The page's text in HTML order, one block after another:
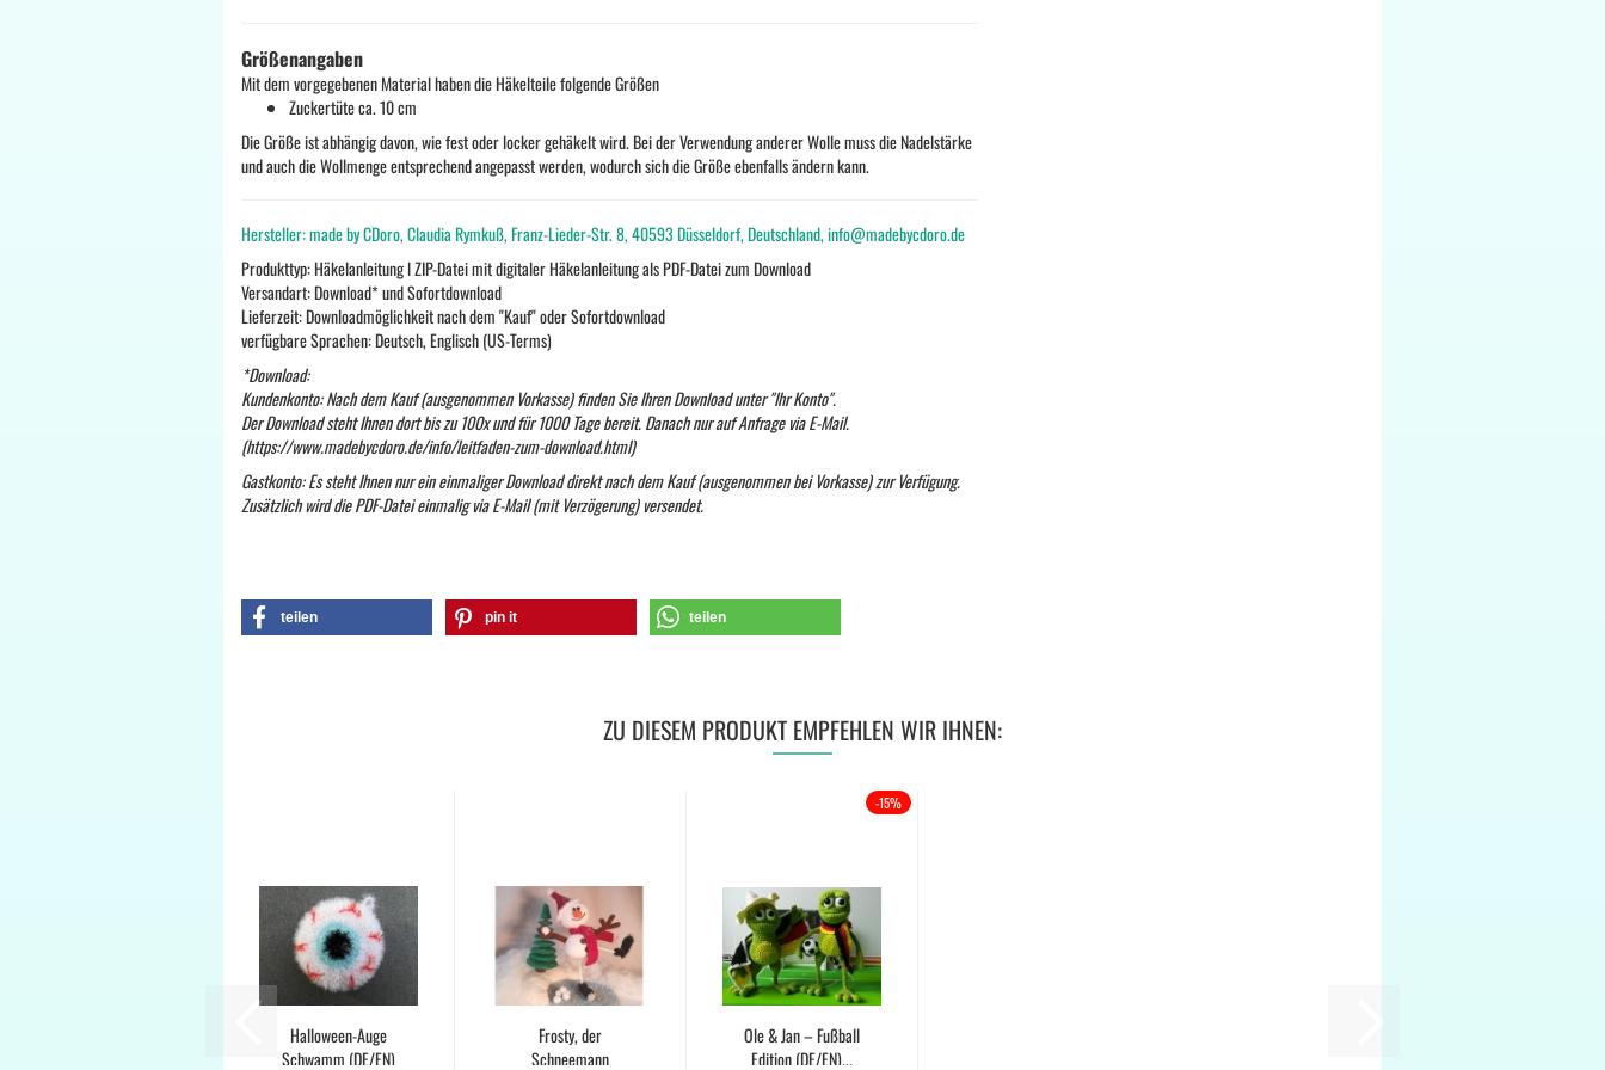
Größenangaben
Mit dem vorgegebenen Material haben die Häkelteile folgende Größen
Zuckertüte ca. 10 cm
Die Größe ist abhängig davon, wie fest oder locker gehäkelt wird. Bei der Verwendung anderer Wolle muss die Nadelstärke
und auch die Wollmenge entsprechend angepasst werden, wodurch sich die Größe ebenfalls ändern kann.
Hersteller: made by CDoro, Claudia Rymkuß, Franz-Lieder-Str. 8, 40593 Düsseldorf, Deutschland, info@madebycdoro.de
Produkttyp: Häkelanleitung l ZIP-Datei mit digitaler Häkelanleitung als PDF-Datei zum Download
Versandart: Download* und Sofortdownload
Lieferzeit: Downloadmöglichkeit nach dem "Kauf" oder Sofortdownload
verfügbare Sprachen: Deutsch, Englisch (US-Terms)
*Download:
Kundenkonto: Nach dem Kauf (ausgenommen Vorkasse) finden Sie Ihren Download unter "Ihr Konto".
Der Download steht Ihnen dort bis zu 100x und für 1000 Tage bereit. Danach nur auf Anfrage via E-Mail.
(https://www.madebycdoro.de/info/leitfaden-zum-download.html)
Gastkonto: Es steht Ihnen nur ein einmaliger Download direkt nach dem Kauf (ausgenommen bei Vorkasse) zur Verfügung.
Zusätzlich wird die PDF-Datei einmalig via E-Mail (mit Verzögerung) versendet.
teilen pin it teilen
ZU DIESEM PRODUKT EMPFEHLEN WIR IHNEN:
Halloween-Auge
Schwamm (DE/EN)
Frosty, der
Schneemann
-15%
Ole & Jan – Fußball
Edition (DE/EN)...